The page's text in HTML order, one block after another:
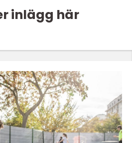
inlägg här